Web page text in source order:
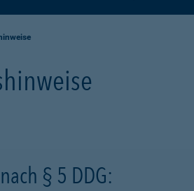
§ 5 DDG: